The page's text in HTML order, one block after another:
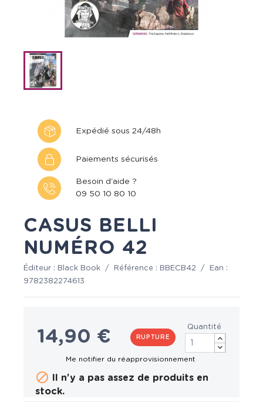
Expédié sous 24/48h
Paiements sécurisés
Besoin d'aide ?
09 50 10 80 10
CASUS BELLI
NUMÉRO 42
Éditeur : Black Book / Référence : BBECB42 /
Ean :
9782382274613
14,90 € RUPTURE
Quantité
 Il n'y a pas assez de produits en
stock.